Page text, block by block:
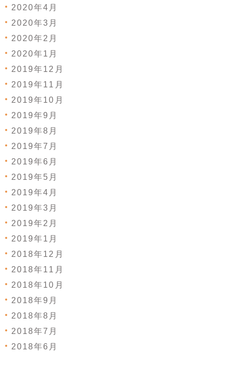
2020年4月
2020年3月
2020年2月
2020年1月
2019年12月
2019年11月
2019年10月
2019年9月
2019年8月
2019年7月
2019年6月
2019年5月
2019年4月
2019年3月
2019年2月
2019年1月
2018年12月
2018年11月
2018年10月
2018年9月
2018年8月
2018年7月
2018年6月